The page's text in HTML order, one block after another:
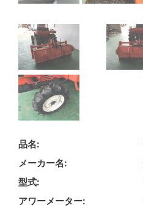
品名
メーカー名
型式
アワーメーター